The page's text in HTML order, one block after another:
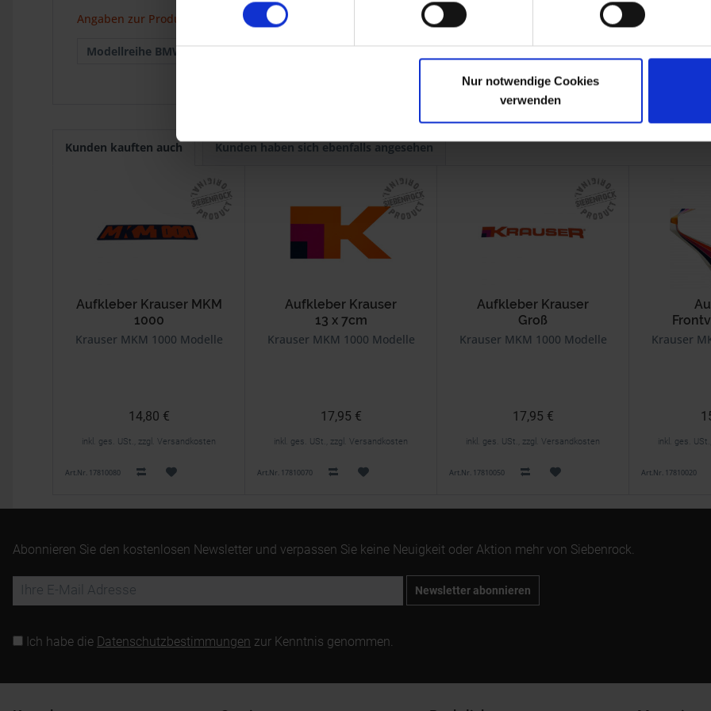
Nur notwendige Cookies
verwenden
Angaben zur Produktsicherheit
Modellreihe BMW : Krauser MKM
Kunden kauften auch Kunden haben sich ebenfalls angesehen
Aufkleber Krauser MKM
1000
Krauser MKM 1000 Modelle
14,80 €
inkl. ges. USt., zzgl. Versandkosten
Art.Nr. 17810080
Aufkleber Krauser
13 x 7cm
Krauser MKM 1000 Modelle
17,95 €
inkl. ges. USt., zzgl. Versandkosten
Art.Nr. 17810070
Aufkleber Krauser
Groß
Krauser MKM 1000 Modelle
17,95 €
inkl. ges. USt., zzgl. Versandkosten
Art.Nr. 17810050
Krauser
inkl. ges.
Art.Nr. 17810020
Abonnieren Sie den kostenlosen Newsletter und verpassen Sie keine Neuigkeit oder Aktion mehr von Siebenrock.
Newsletter abonnieren
Ich habe die Datenschutzbestimmungen zur Kenntnis genommen.